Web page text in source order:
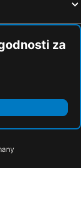
za